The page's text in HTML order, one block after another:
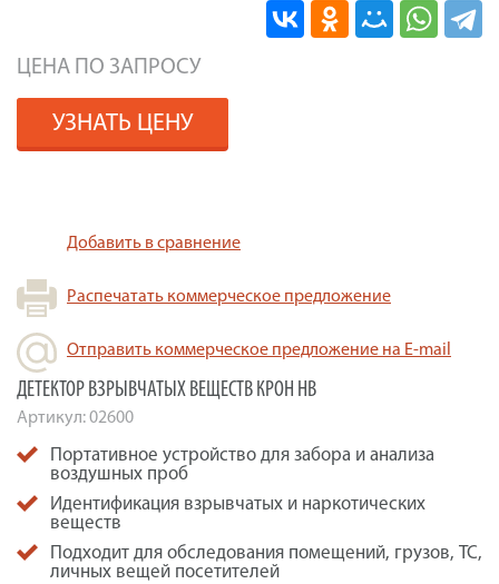
ЦЕНА ПО ЗАПРОСУ
УЗНАТЬ ЦЕНУ
Добавить в сравнение
Распечатать коммерческое предложение
Отправить коммерческое предложение на E-mail
ДЕТЕКТОР ВЗРЫВЧАТЫХ ВЕЩЕСТВ КРОН НВ
Артикул:02600
Портативное устройство для забора и анализа
воздушных проб
Идентификация взрывчатых и наркотических
веществ
Подходит для обследования помещений, грузов, ТС,
личных вещей посетителей